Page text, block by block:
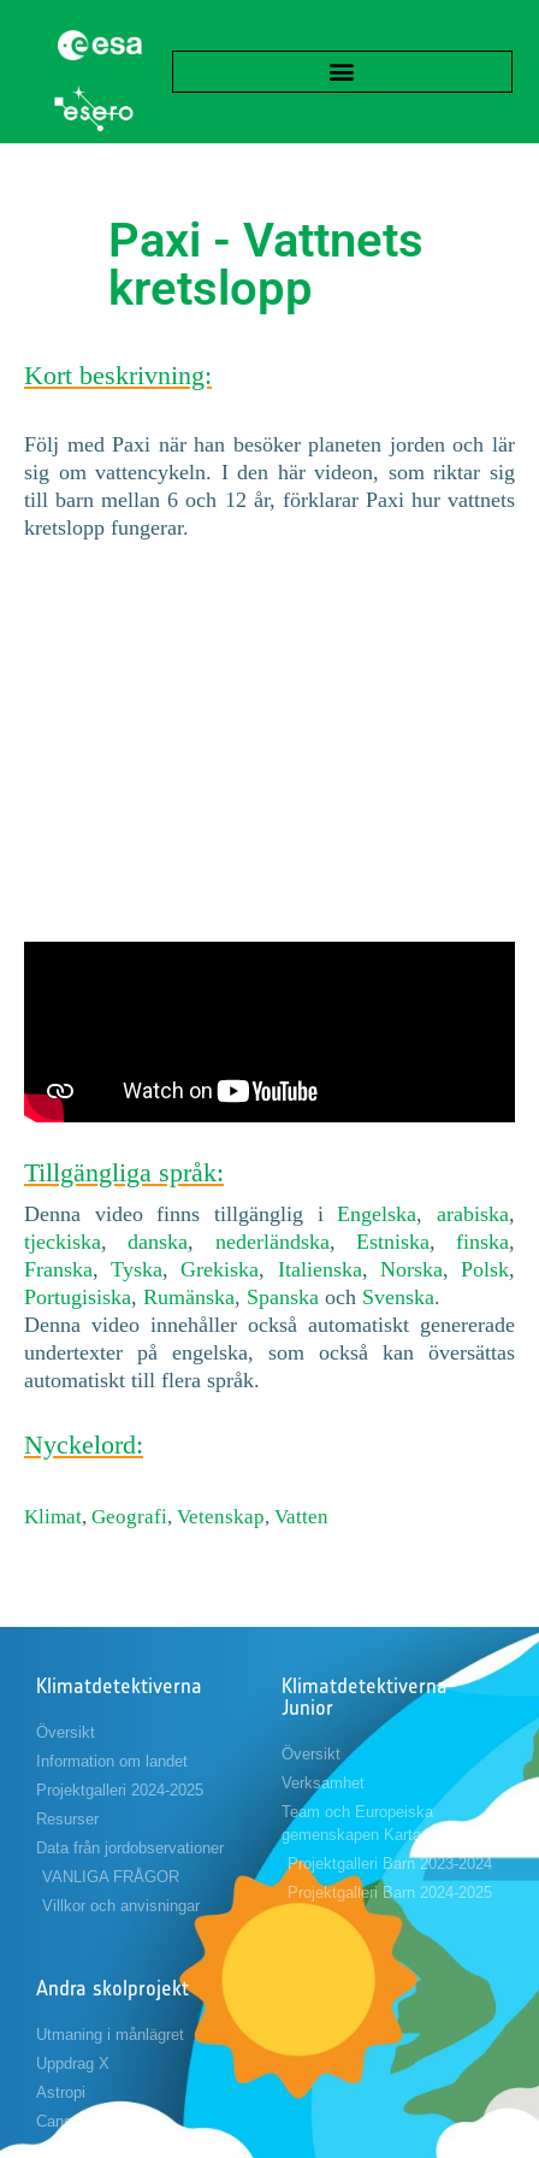
Paxi - Vattnets
kretslopp
Kort beskrivning:
Följ med Paxi när han besöker planeten jorden och lär
sig om vattencykeln. I den här videon, som riktar sig
till barn mellan 6 och 12 år, förklarar Paxi hur vattnets
kretslopp fungerar.
Tillgängliga språk:
Denna video finns tillgänglig iEngelska,arabiska,
tjeckiska,danska, nederländska, Estniska, finska,
Franska,Tyska,Grekiska, Italienska, Norska,Polsk,
Portugisiska, Rumänska, Spanska och Svenska.
Denna video innehåller också automatiskt genererade
undertexter på engelska, som också kan översättas
automatiskt till flera språk.
Nyckelord:
Klimat, Geografi, Vetenskap, Vatten
Klimatdetektiverna
Översikt
Information om landet
Projektgalleri 2024-2025
Resurser
Data från jordobservationer
VANLIGA FRÅGOR
Villkor och anvisningar
Klimatdetektiverna
Junior
Översikt
Verksamhet
Team och Europeiska
gemenskapen Karta
Projektgalleri Barn 2023-2024
Projektgalleri Barn 2024-2025
Andra skolprojekt
Utmaning i månlägret
Uppdrag X
Astropi
Cansat